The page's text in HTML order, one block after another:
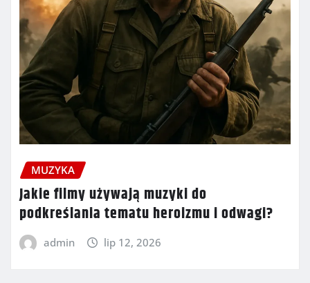
MUZYKA
Jakie filmy używają muzyki do
podkreślania tematu heroizmu i odwagi?
admin lip 12, 2026